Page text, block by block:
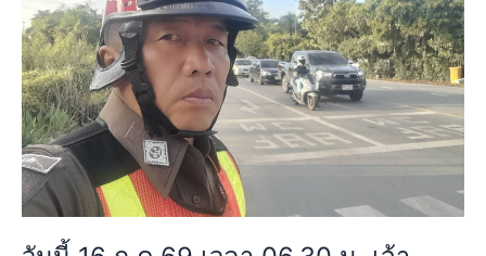
วงศ์
แขวง
ลำ
ผักชี
เขต
หนองจอก
กรุงเทพฯ
เหตุการณ์
ทั่วไป
ปกติ
06.30
น.
เจ้า
หน้าที่
ตำรวจ
จราจร
สน.ลำ
ผักชี
อำนวย